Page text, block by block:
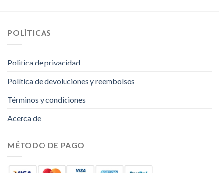
POLÍTICAS
Politica de privacidad
Política de devoluciones y reembolsos
Términos y condiciones
Acerca de
MÉTODO DE PAGO